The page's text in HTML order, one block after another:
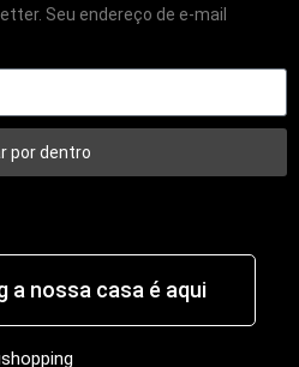
Seu endereço de e-mail
por dentro
a nossa casa é aqui